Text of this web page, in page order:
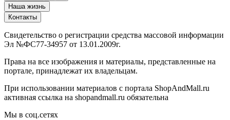
Наша жизнь
Контакты
Свидетельство о регистрации средства массовой информации
Эл №ФС77-34957 от 13.01.2009г.
Права на все изображения и материалы, представленные на
портале, принадлежат их владельцам.
При использовании материалов с портала ShopAndMall.ru
активная ссылка на shopandmall.ru обязательна
Мы в соц.сетях